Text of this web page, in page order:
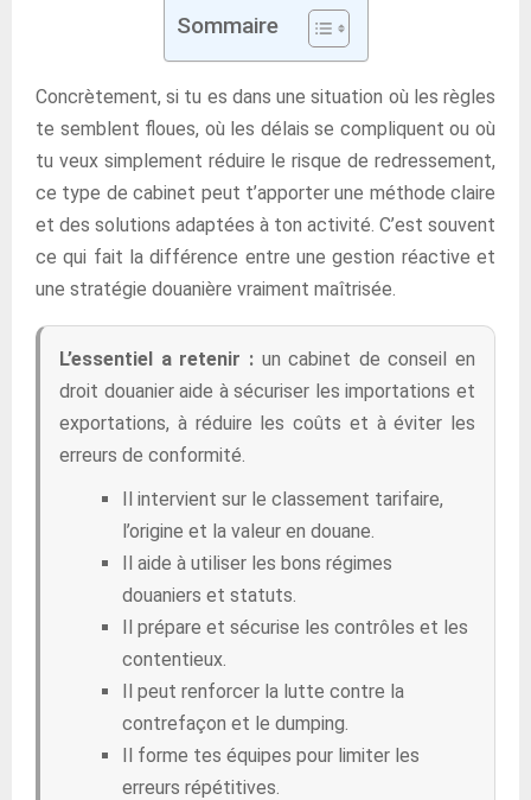
Sommaire
Concrètement, si tu es dans une situation où les règles
te semblent floues, où les délais se compliquent ou où
tu veux simplement réduire le risque de redressement,
ce type de cabinet peut t’apporter une méthode claire
et des solutions adaptées à ton activité. C’est souvent
ce qui fait la différence entre une gestion réactive et
une stratégie douanière vraiment maîtrisée.
L’essentiel a retenir :un cabinet de conseil en
droit douanier aide à sécuriser les importations et
exportations, à réduire les coûts et à éviter les
erreurs de conformité.
Il intervient sur le classement tarifaire,
l’origine et la valeur en douane.
Il aide à utiliser les bons régimes
douaniers et statuts.
Il prépare et sécurise les contrôles et les
contentieux.
Il peut renforcer la lutte contre la
contrefaçon et le dumping.
Il forme tes équipes pour limiter les
erreurs répétitives.